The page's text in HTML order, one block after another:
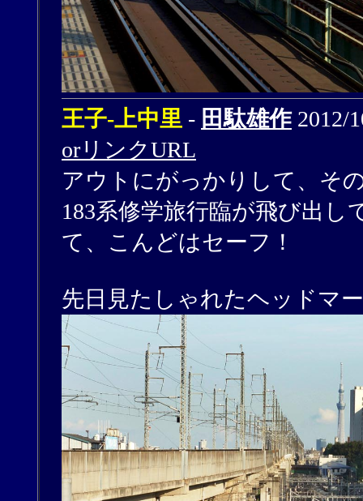
王子-上中里 - 田駄雄作2012/
orリンクURL
アウトにがっかりして、そ
183系修学旅行臨が飛び出
て、こんどはセーフ！
先日見たしゃれたヘッドマ